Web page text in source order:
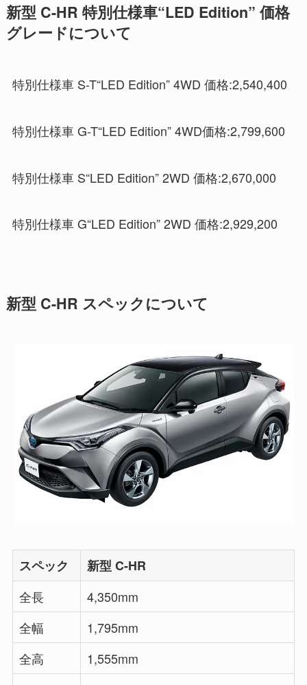
新型 C-HR 特別仕様車“LED Edition” 価格
グレードについて
特別仕様車 S-T“LED Edition” 4WD 価格:2,540,400
特別仕様車 G-T“LED Edition” 4WD価格:2,799,600
特別仕様車 S“LED Edition” 2WD 価格:2,670,000
特別仕様車 G“LED Edition” 2WD 価格:2,929,200
新型 C-HR スペックについて
スペック
新型 C-HR
全長
4,350mm
全幅
1,795mm
全高
1,555mm